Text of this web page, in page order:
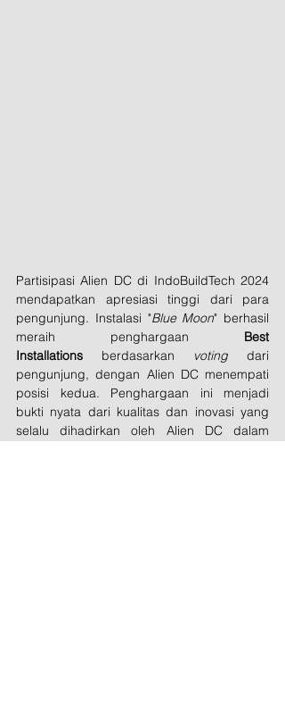
Partisipasi Alien DC di IndoBuildTech 2024
mendapatkan apresiasi tinggi dari para
pengunjung. Instalasi "Blue Moon" berhasil
meraih penghargaan Best
Installations berdasarkan voting dari
pengunjung, dengan Alien DC menempati
posisi kedua. Penghargaan ini menjadi
bukti nyata dari kualitas dan inovasi yang
selalu dihadirkan oleh Alien DC dalam